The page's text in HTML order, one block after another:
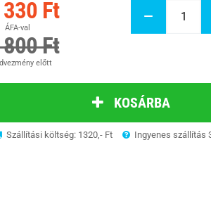
Ft
ÁFA-val
Ft
előtt
KOSÁRBA
Szállítási költség: 1320,- Ft Ingyenes szállítás